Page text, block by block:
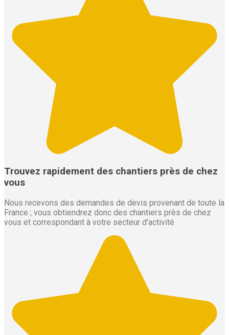
Trouvez rapidement des chantiers près de chez
vous
Nous recevons des demandes de devis provenant de toute la
France ; vous obtiendrez donc des chantiers près de chez
vous et correspondant à votre secteur d'activité